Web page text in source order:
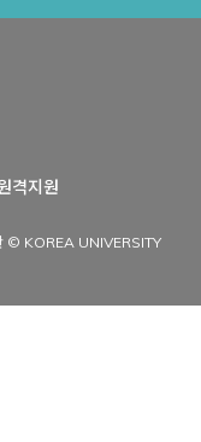
격지원
© KOREA UNIVERSITY